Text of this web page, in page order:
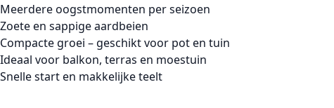
Meerdere oogstmomenten per seizoen
Zoete en sappige aardbeien
Compacte groei – geschikt voor pot en tuin
Ideaal voor balkon, terras en moestuin
Snelle start en makkelijke teelt